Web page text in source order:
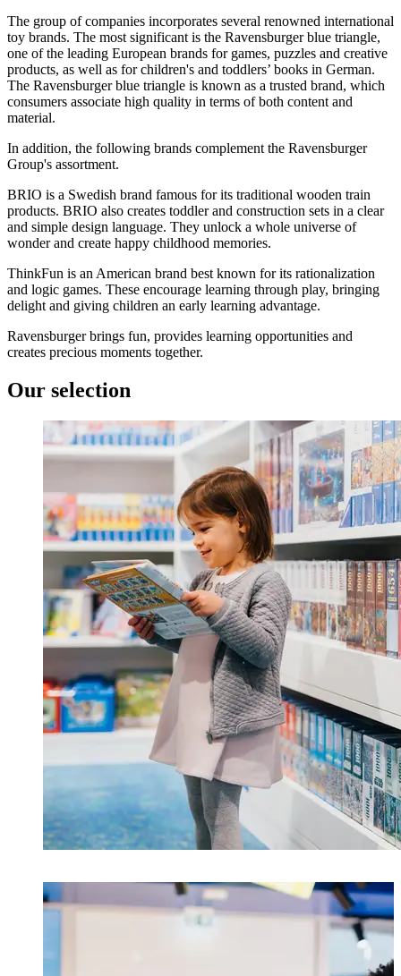
The group of companies incorporates several renowned international
toy brands. The most significant is the Ravensburger blue triangle,
one of the leading European brands for games, puzzles and creative
products, as well as for children's and toddlers’ books in German.
The Ravensburger blue triangle is known as a trusted brand, which
consumers associate high quality in terms of both content and
material.
In addition, the following brands complement the Ravensburger
Group's assortment.
BRIO is a Swedish brand famous for its traditional wooden train
products. BRIO also creates toddler and construction sets in a clear
and simple design language. They unlock a whole universe of
wonder and create happy childhood memories.
ThinkFun is an American brand best known for its rationalization
and logic games. These encourage learning through play, bringing
delight and giving children an early learning advantage.
Ravensburger brings fun, provides learning opportunities and
creates precious moments together.
Our selection